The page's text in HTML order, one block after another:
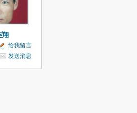
翔
给我留言
发送消息